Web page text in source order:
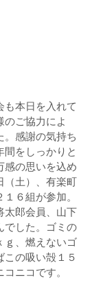
も本日を入れて
のご協力によ
。感謝の気持ち
間をしっかりと
感の思いを込め
（土）、有楽町
６組が参加。
太郎会員、山下
でした。ゴミの
ｇ、燃えないゴ
この吸い殻１５
ニコです。